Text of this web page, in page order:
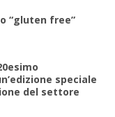
“gluten free”
speciale
del settore